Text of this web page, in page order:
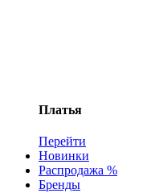
Платья
Перейти
Новинки
Распродажа %
Бренды